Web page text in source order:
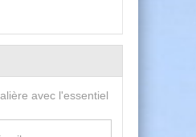
avec l'essentiel